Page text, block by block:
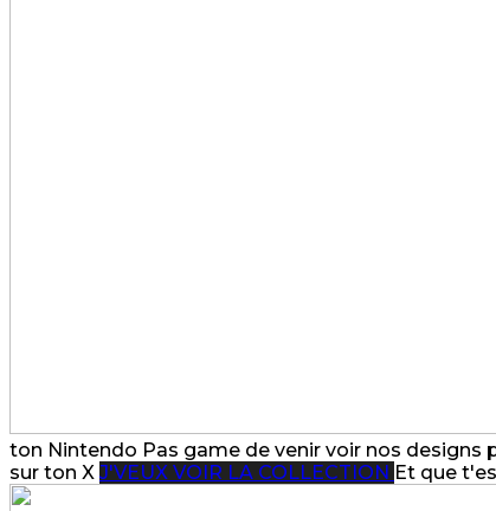
ton Nintendo Pas game de venir voir nos designs
sur ton X J'VEUX VOIR LA COLLECTION Et que